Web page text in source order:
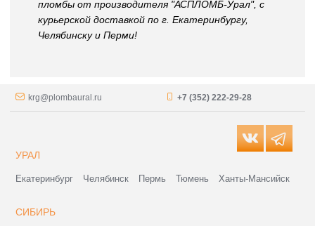
пломбы от производителя "АСПЛОМБ-Урал", с
курьерской доставкой по г. Екатеринбургу,
Челябинску и Перми!
krg@plombaural.ru +7 (352) 222-29-28
УРАЛ
Екатеринбург Челябинск Пермь Тюмень Ханты-Мансийск
СИБИРЬ